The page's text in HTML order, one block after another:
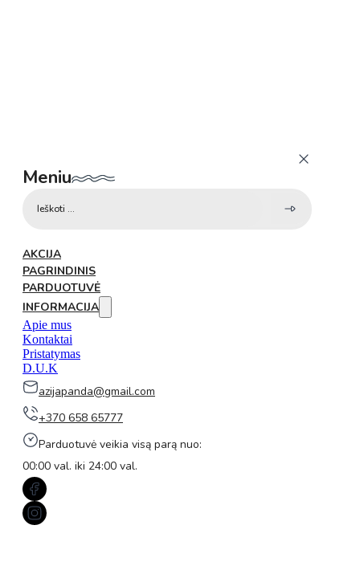
Meniu
AKCIJA
PAGRINDINIS
PARDUOTUVĖ
INFORMACIJA
Apie mus
Kontaktai
Pristatymas
D.U.K
azijapanda@gmail.com
+370 658 65777
Parduotuvė veikia visą parą nuo:
00:00 val. iki 24:00 val.